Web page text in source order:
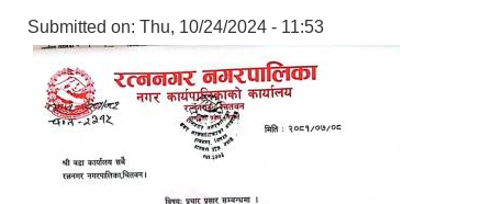
Submitted on: Thu, 10/24/2024 - 11:53